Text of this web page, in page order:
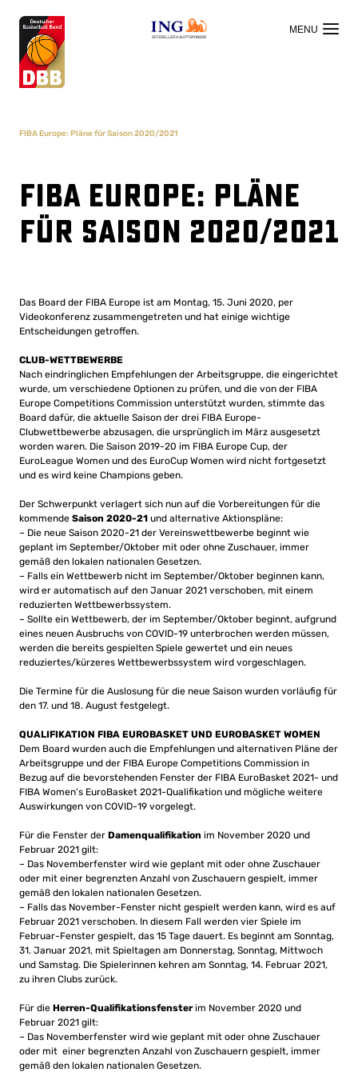
OFFIZIELLER HAUPTSPONSOR
FIBA Europe: Pläne für Saison 2020/2021
FIBA Europe: Pläne
für Saison 2020/2021
Das Board der FIBA ​​Europe ist am Montag, 15. Juni 2020, per
Videokonferenz zusammengetreten und hat einige wichtige
Entscheidungen getroffen.
CLUB-WETTBEWERBE
Nach eindringlichen Empfehlungen der Arbeitsgruppe, die eingerichtet
wurde, um verschiedene Optionen zu prüfen, und die von der FIBA ​​
Europe Competitions Commission unterstützt wurden, stimmte das
Board dafür, die aktuelle Saison der drei FIBA ​​Europe-
Clubwettbewerbe abzusagen, die ursprünglich im März ausgesetzt
worden waren. Die Saison 2019-20 im FIBA ​​Europe Cup, der
EuroLeague Women und des EuroCup Women wird nicht fortgesetzt
und es wird keine Champions geben.
Der Schwerpunkt verlagert sich nun auf die Vorbereitungen für die
kommende Saison 2020-21 und alternative Aktionspläne:
– Die neue Saison 2020-21 der Vereinswettbewerbe beginnt wie
geplant im September/Oktober mit oder ohne Zuschauer, immer
gemäß den lokalen nationalen Gesetzen.
– Falls ein Wettbewerb nicht im September/Oktober beginnen kann,
wird er automatisch auf den Januar 2021 verschoben, mit einem
reduzierten Wettbewerbssystem.
– Sollte ein Wettbewerb, der im September/Oktober beginnt, aufgrund
eines neuen Ausbruchs von COVID-19 unterbrochen werden müssen,
werden die bereits gespielten Spiele gewertet und ein neues
reduziertes/kürzeres Wettbewerbssystem wird vorgeschlagen.
Die Termine für die Auslosung für die neue Saison wurden vorläufig für
den 17. und 18. August festgelegt.
QUALIFIKATION FIBA EUROBASKET UND EUROBASKET WOMEN
Dem Board wurden auch die Empfehlungen und alternativen Pläne der
Arbeitsgruppe und der FIBA ​​Europe Competitions Commission in
Bezug auf die bevorstehenden Fenster der FIBA ​​EuroBasket 2021- und
FIBA ​​Women’s EuroBasket 2021-Qualifikation und mögliche weitere
Auswirkungen von COVID-19 vorgelegt.
Für die Fenster der Damenqualifikation im November 2020 und
Februar 2021 gilt:
– Das Novemberfenster wird wie geplant mit oder ohne Zuschauer
oder mit einer begrenzten Anzahl von Zuschauern gespielt, immer
gemäß den lokalen nationalen Gesetzen.
– Falls das November-Fenster nicht gespielt werden kann, wird es auf
Februar 2021 verschoben. In diesem Fall werden vier Spiele im
Februar-Fenster gespielt, das 15 Tage dauert. Es beginnt am Sonntag,
31. Januar 2021, mit Spieltagen am Donnerstag, Sonntag, Mittwoch
und Samstag. Die Spielerinnen kehren am Sonntag, 14. Februar 2021,
zu ihren Clubs zurück.
Für die Herren-Qualifikationsfensterim November 2020 und
Februar 2021 gilt:
– Das Novemberfenster wird wie geplant mit oder ohne Zuschauer
oder mit einer begrenzten Anzahl von Zuschauern gespielt, immer
gemäß den lokalen nationalen Gesetzen.